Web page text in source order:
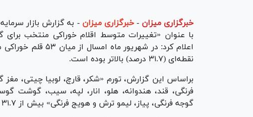
خبرگزاری میزان - خبرگزاری میزان - به گزارش بازار
با عنوان «تغییرات متوسط اقلام خوراکی منتخب
نقطه‌ای (۳۱.۷ درصد) بالاتر بوده است.
براساس این گزارش، تورم «شکر، قارچ، لوبیا چیتی،
فرنگی، قند، هندوانه، هلو، انار، لپه، سیب، گوشت
گوجه فرنگی، پیاز، لیمو ترش و هویج فرنگی» بیش از ۳۱.۷ درصد و بالاتر از تورم نقطه‌ای بوده است.